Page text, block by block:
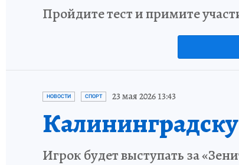
Пройдите тест и примите
НОВОСТИ СПОРТ 23 мая 2026 13:43
Игрок будет выступать за